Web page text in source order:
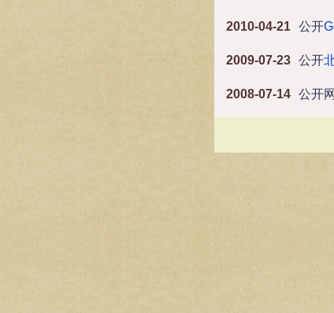
2010-04-21 公开
2009-07-23 公开
2008-07-14 公开